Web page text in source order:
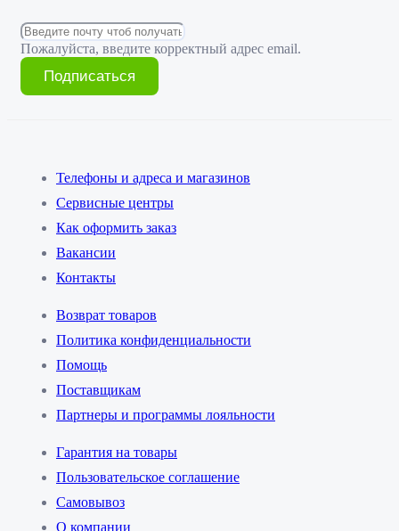
Пожалуйста, введите корректный адрес email.
Подписаться
Телефоны и адреса и магазинов
Сервисные центры
Как оформить заказ
Вакансии
Контакты
Возврат товаров
Политика конфиденциальности
Помощь
Поставщикам
Партнеры и программы лояльности
Гарантия на товары
Пользовательское соглашение
Самовывоз
О компании